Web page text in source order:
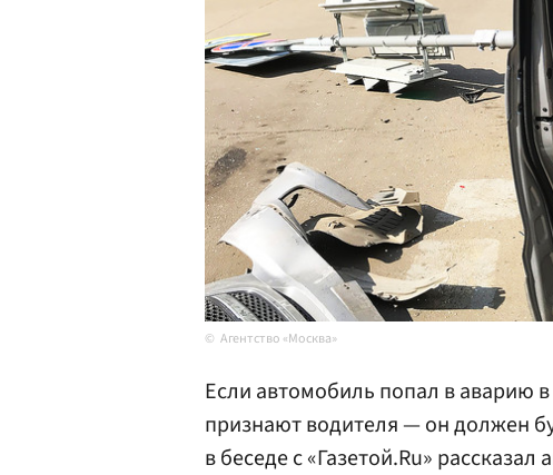
Агентство «Москва»
Если автомобиль попал в аварию
признают водителя — он должен
в беседе с «Газетой.Ru»